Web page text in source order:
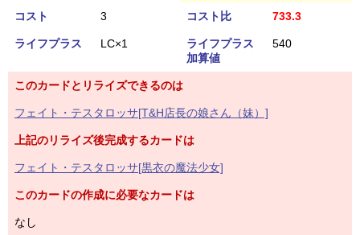
コスト 3 コスト比 733.3
ライフプラス LC×1
ライフプラス
加算値
540
このカードとリライズできるのは
フェイト・テスタロッサ[T&H店長の娘さん（妹）]
上記のリライズ後完成するカードは
フェイト・テスタロッサ[黒衣の魔法少女]
このカードの作成に必要なカードは
なし